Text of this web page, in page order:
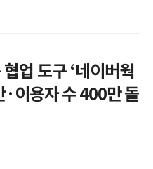
업 도구 ‘네이버웍
이용자 수 400만 돌